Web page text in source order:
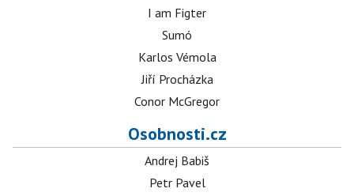
I am Figter
Sumó
Karlos Vémola
Jiří Procházka
Conor McGregor
Osobnosti.cz
Andrej Babiš
Petr Pavel